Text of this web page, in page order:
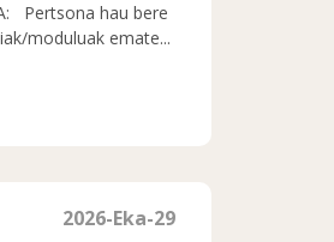
Pertsona hau bere
moduluak emate...
2026-Eka-29